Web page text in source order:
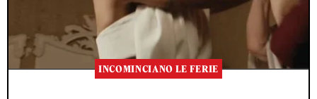
INCOMINCIANO LE FERIE